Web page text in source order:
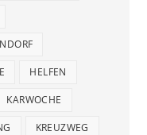
HELFEN
KARWOCHE
KREUZWEG